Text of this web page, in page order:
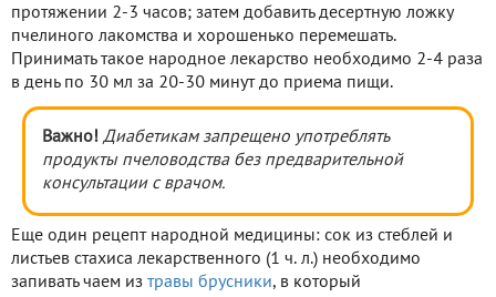
протяжении 2-3 часов; затем добавить десертную ложку
пчелиного лакомства и хорошенько перемешать.
Принимать такое народное лекарство необходимо 2-4 раза
в день по 30 мл за 20-30 минут до приема пищи.
Важно! Диабетикам запрещено употреблять
продукты пчеловодства без предварительной
консультации с врачом.
Еще один рецепт народной медицины: сок из стеблей и
листьев стахиса лекарственного (1 ч. л.) необходимо
запивать чаем из травы брусники, в который